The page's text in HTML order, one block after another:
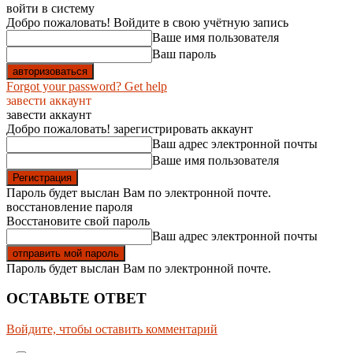
войти в систему
Добро пожаловать! Войдите в свою учётную запись
Ваше имя пользователя
Ваш пароль
Forgot your password? Get help
завести аккаунт
завести аккаунт
Добро пожаловать! зарегистрировать аккаунт
Ваш адрес электронной почты
Ваше имя пользователя
Пароль будет выслан Вам по электронной почте.
восстановление пароля
Восстановите свой пароль
Ваш адрес электронной почты
Пароль будет выслан Вам по электронной почте.
ОСТАВЬТЕ ОТВЕТ
Войдите, чтобы оставить комментарий